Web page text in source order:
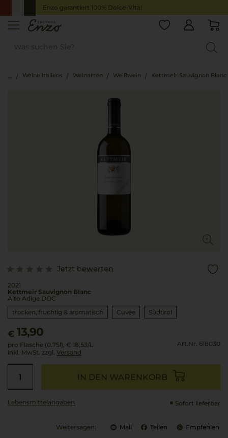
Enzo garantiert 100% Dolce-Vita!
Weine Italiens Weinarten Weißwein Kettmeir Sauvignon Blanc
Jetzt bewerten
2021
Kettmeir Sauvignon Blanc
Alto Adige DOC
trocken, fruchtig & aromatisch
Cuvée Südtirol
€ 13,90
pro Flasche (0.75l), € 18,53/L
inkl. MwSt. zzgl. Versand
Art.Nr. 618030
IN DEN WARENKORB
Lebensmittel­angaben Sofort lieferbar
Weitersagen: Mail Teilen Empfehlen